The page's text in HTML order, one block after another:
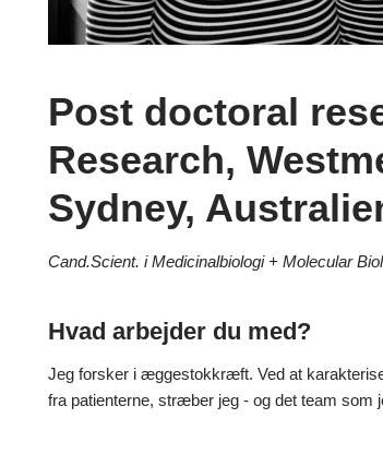
Post doctoral
Research,
Sydney,
Cand.Scient. i Medicinalbiologi + Molecular
Hvad arbejder du med?
Jeg forsker i æggestokkræft. Ved at
fra patienterne, stræber jeg - og det team som